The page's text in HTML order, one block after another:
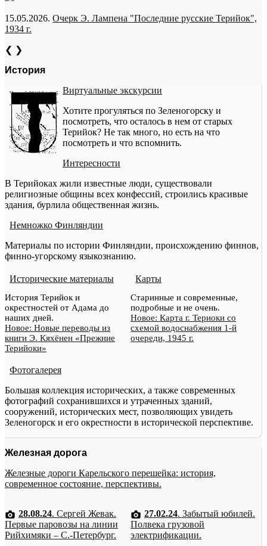
15.05.2026. Очерк Э. Лампена "Последние русские Терийок",
1934 г.
❮ ❯
История
Виртуальные экскурсии
Хотите прогуляться по Зеленогорску и
посмотреть, что осталось в нем от старых
Терийок? Не так много, но есть на что
посмотреть и что вспомнить.
Интересности
В Терийоках жили известные люди, существовали
религиозные общины всех конфессий, строились красивые
здания, бурлила общественная жизнь.
Немножко Финляндии
Материалы по истории Финляндии, происхождению финнов,
финно-угорскому языкознанию.
Исторические материалы
История Терийок и
окрестностей от Адама до
наших дней.
Новое: Новые переводы из
книги Э. Кяхёнен «Прежние
Терийоки»
Карты
Старинные и современные,
подробные и не очень.
Новое: Карта г. Териоки со
схемой водоснабжения 1-й
очереди, 1945 г.
Фотогалерея
Большая коллекция исторических, а также современных
фотографий сохранившихся и утраченных зданий,
сооружений, исторических мест, позволяющих увидеть
Зеленогорск и его окрестности в исторической перспективе.
Железная дорога
Железные дороги Карельского перешейка: история,
современное состояние, перспективы.
28.08.24. Сергей Жевак.
Первые паровозы на линии
Рийхимяки – С.-Петербург.
27.02.24. Забытый юбилей.
Полвека грузовой
электрификации.